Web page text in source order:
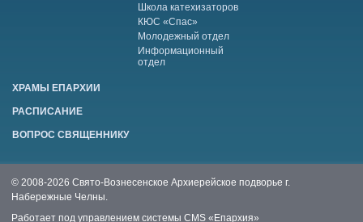
Школа катехизаторов
КЮС «Спас»
Молодежный отдел
Информационный
отдел
ХРАМЫ ЕПАРХИИ
РАСПИСАНИЕ
ВОПРОС СВЯЩЕННИКУ
© 2008-2026 Свято-Вознесенское Архиерейское подворье г.
Набережные Челны.
Работает под управлением системы CMS «Епархия»